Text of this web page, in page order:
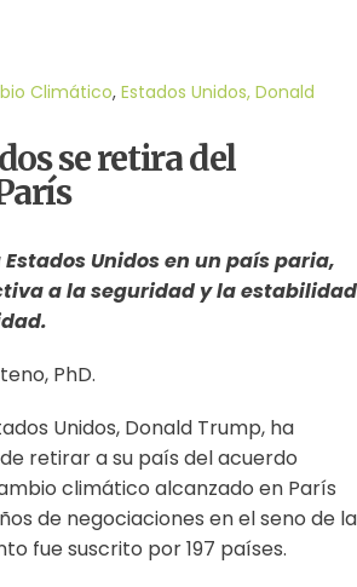
Climático, Estados Unidos, Donald
se retira del
Unidos en un país paria,
a la seguridad y la estabilidad
PhD.
Unidos, Donald Trump, ha
retirar a su país del acuerdo
climático alcanzado en París
de negociaciones en el seno de la
fue suscrito por 197 países.